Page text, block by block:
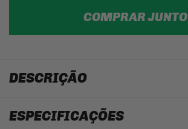
COMPRAR JUNTO
DESCRIÇÃO
ESPECIFICAÇÕES